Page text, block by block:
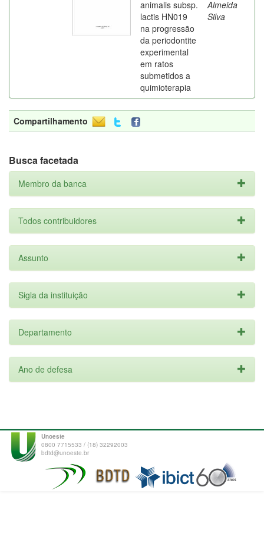
animalis subsp.
lactis HN019
na progressão
da periodontite
experimental
em ratos
submetidos a
quimioterapia
Almeida
Silva
Compartilhamento
Busca facetada
Membro da banca
Todos contribuidores
Assunto
Sigla da instituição
Departamento
Ano de defesa
Unoeste
0800 7715533 / (18) 32292003
bdtd@unoeste.br